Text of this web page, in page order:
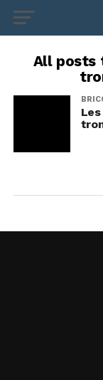
All posts